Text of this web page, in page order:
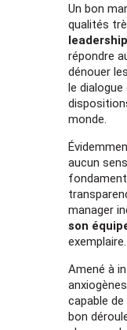
Un bon
qualités
répondre
dénouer
le
monde.
aucun
manager
son
exemplaire.
Amené à
capable de
bon